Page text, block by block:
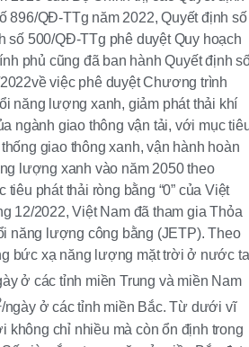
896/QĐ-TTg năm 2022, Quyết định số
số 500/QĐ-TTg phê duyệt Quy hoạch
phủ cũng đã ban hành Quyết định
việc phê duyệt Chương trình
năng lượng xanh, giảm phát thải khí
ngành giao thông vận tải, với mục
giao thông xanh, vận hành hoàn
lượng xanh vào năm 2050 theo
phát thải ròng bằng “0” của Việt
12/2022, Việt Nam đã tham gia Thỏa
năng lượng công bằng (JETP). Theo
bức xạ năng lượng mặt trời ở nước ta
ở các tỉnh miền Trung và miền Nam
/ngày ở các tỉnh miền Bắc. Từ dưới vĩ
không chỉ nhiều mà còn ổn định trong